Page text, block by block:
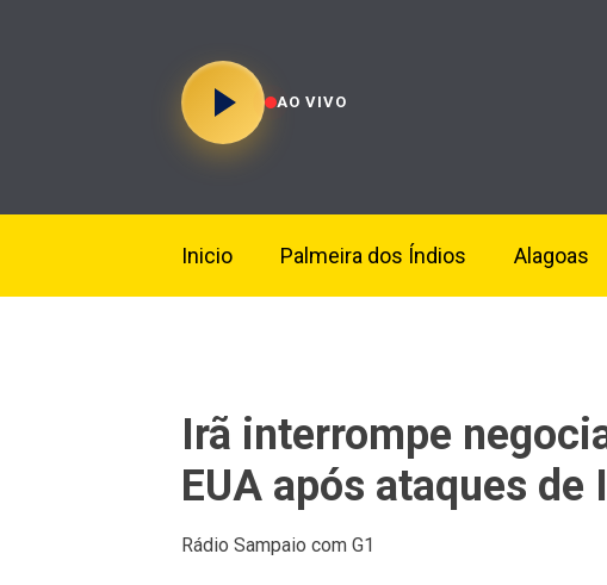
AO VIVO
Inicio Palmeira dos Índios Alagoas
Irã interrompe
EUA após ataques de
Rádio Sampaio com G1